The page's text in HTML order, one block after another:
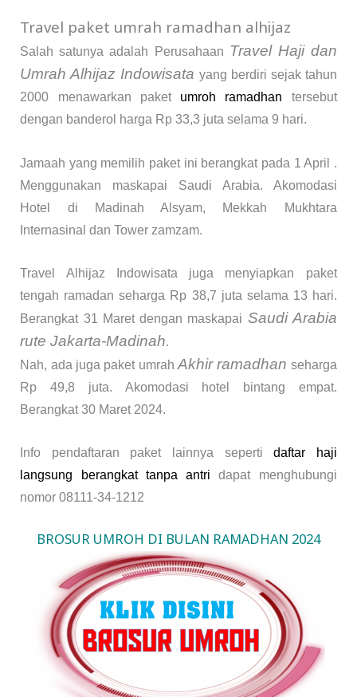
Travel paket umrah ramadhan alhijaz
Salah satunya adalah Perusahaan Travel Haji dan
Umrah Alhijaz Indowisata yang berdiri sejak tahun
2000 menawarkan paket umroh ramadhan tersebut
dengan banderol harga Rp 33,3 juta selama 9 hari.
Jamaah yang memilih paket ini berangkat pada 1 April .
Menggunakan maskapai Saudi Arabia. Akomodasi
Hotel di Madinah Alsyam, Mekkah Mukhtara
Internasinal dan Tower zamzam.
Travel Alhijaz Indowisata juga menyiapkan paket
tengah ramadan seharga Rp 38,7 juta selama 13 hari.
Berangkat 31 Maret dengan maskapai Saudi Arabia
rute Jakarta-Madinah.
Nah, ada juga paket umrahAkhir ramadhan seharga
Rp 49,8 juta. Akomodasi hotel bintang empat.
Berangkat 30 Maret 2024.
Info pendaftaran paket lainnya sepertidaftar haji
langsung berangkat tanpa antri dapat menghubungi
nomor 08111-34-1212
BROSUR UMROH DI BULAN RAMADHAN 2024